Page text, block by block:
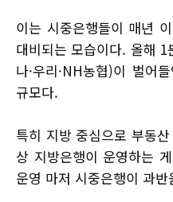
이는 시중은행들이 매년
대비되는 모습이다. 올해 1
나·우리·NH농협)이 벌어
규모다.
특히 지방 중심으로 부동
상 지방은행이 운영하는
운영 마저 시중은행이 과